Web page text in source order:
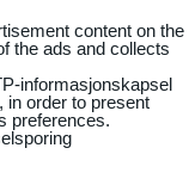
content on the
the ads and collects
informasjonskapsel
in order to present
preferences.